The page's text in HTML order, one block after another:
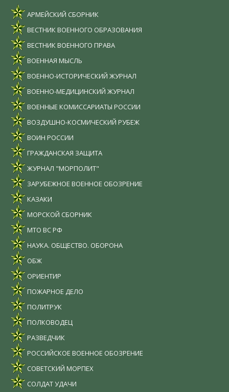
АРМЕЙСКИЙ СБОРНИК
ВЕСТНИК ВОЕННОГО ОБРАЗОВАНИЯ
ВЕСТНИК ВОЕННОГО ПРАВА
ВОЕННАЯ МЫСЛЬ
ВОЕННО-ИСТОРИЧЕСКИЙ ЖУРНАЛ
ВОЕННО-МЕДИЦИНСКИЙ ЖУРНАЛ
ВОЕННЫЕ КОМИССАРИАТЫ РОССИИ
ВОЗДУШНО-КОСМИЧЕСКИЙ РУБЕЖ
ВОИН РОССИИ
ГРАЖДАНСКАЯ ЗАЩИТА
ЖУРНАЛ "МОРПОЛИТ"
ЗАРУБЕЖНОЕ ВОЕННОЕ ОБОЗРЕНИЕ
КАЗАКИ
МОРСКОЙ СБОРНИК
МТО ВС РФ
НАУКА. ОБЩЕСТВО. ОБОРОНА
ОБЖ
ОРИЕНТИР
ПОЖАРНОЕ ДЕЛО
ПОЛИТРУК
ПОЛКОВОДЕЦ
РАЗВЕДЧИК
РОССИЙСКОЕ ВОЕННОЕ ОБОЗРЕНИЕ
СОВЕТСКИЙ МОРПЕХ
СОЛДАТ УДАЧИ